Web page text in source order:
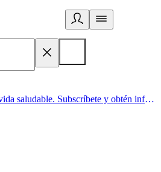
Acá comienza un estilo de vida saludable. Subscríbete y obtén información de primera mano